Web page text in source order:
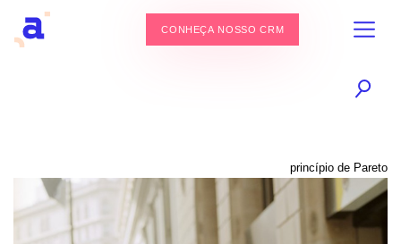
CONHEÇA NOSSO CRM
princípio de Pareto